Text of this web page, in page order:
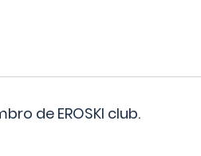
de EROSKI club.